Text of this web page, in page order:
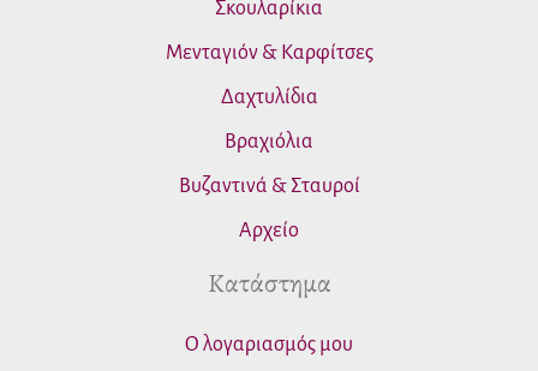
Σκουλαρίκια
Μενταγιόν & Καρφίτσες
Δαχτυλίδια
Βραχιόλια
Βυζαντινά & Σταυροί
Αρχείο
Κατάστημα
Ο λογαριασμός μου